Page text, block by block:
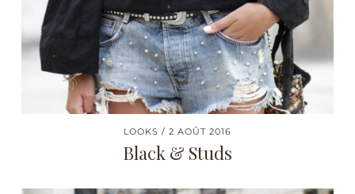
LOOKS 2 AOÛT 2016
Black & Studs